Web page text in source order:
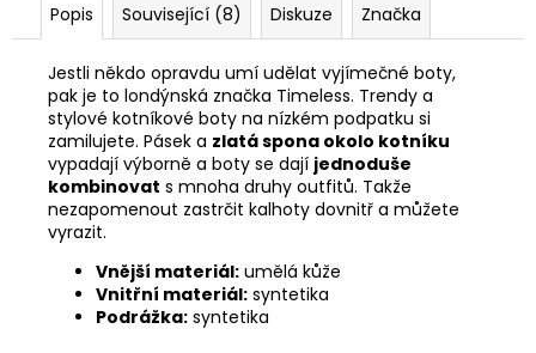
Popis Související (8) Diskuze Značka
Jestli někdo opravdu umí udělat vyjímečné boty,
pak je to londýnská značka Timeless. Trendy a
stylové kotníkové boty na nízkém podpatku si
zamilujete. Pásek a zlatá spona okolo kotníku
vypadají výborně a boty se dají jednoduše
kombinovat s mnoha druhy outfitů. Takže
nezapomenout zastrčit kalhoty dovnitř a můžete
vyrazit.
Vnější materiál: umělá kůže
Vnitřní materiál: syntetika
Podrážka: syntetika